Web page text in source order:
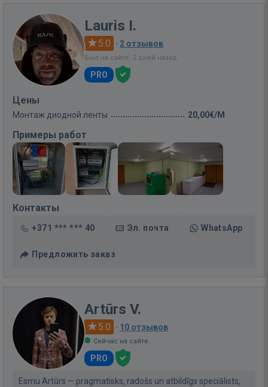
Lauris I.
5.0 · 2 отзывов
Был на сайте: 2 дней назад
PRO
Цены
Монтаж диодной ленты 20,00€/M
Примеры работ
Контакты
+371 *** *** 40 Эл. почта WhatsApp
Предложить заказ
Artūrs V.
5.0 · 10 отзывов
Сейчас на сайте
PRO
Esmu Artūrs — pragmatisks, radošs un atbildīgs speciālists,